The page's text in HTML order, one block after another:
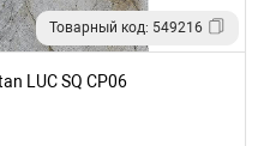
Товарный код: 549216
LUC SQ CP06